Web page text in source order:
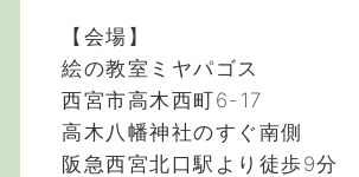
【会場】
絵の教室ミヤパゴス
西宮市高木西町6-17
高木八幡神社のすぐ南側
阪急西宮北口駅より徒歩9分